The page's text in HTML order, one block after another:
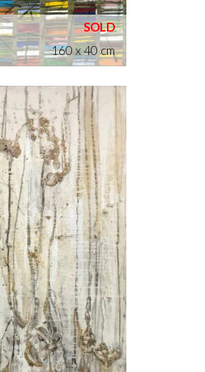
160 x 40 cm